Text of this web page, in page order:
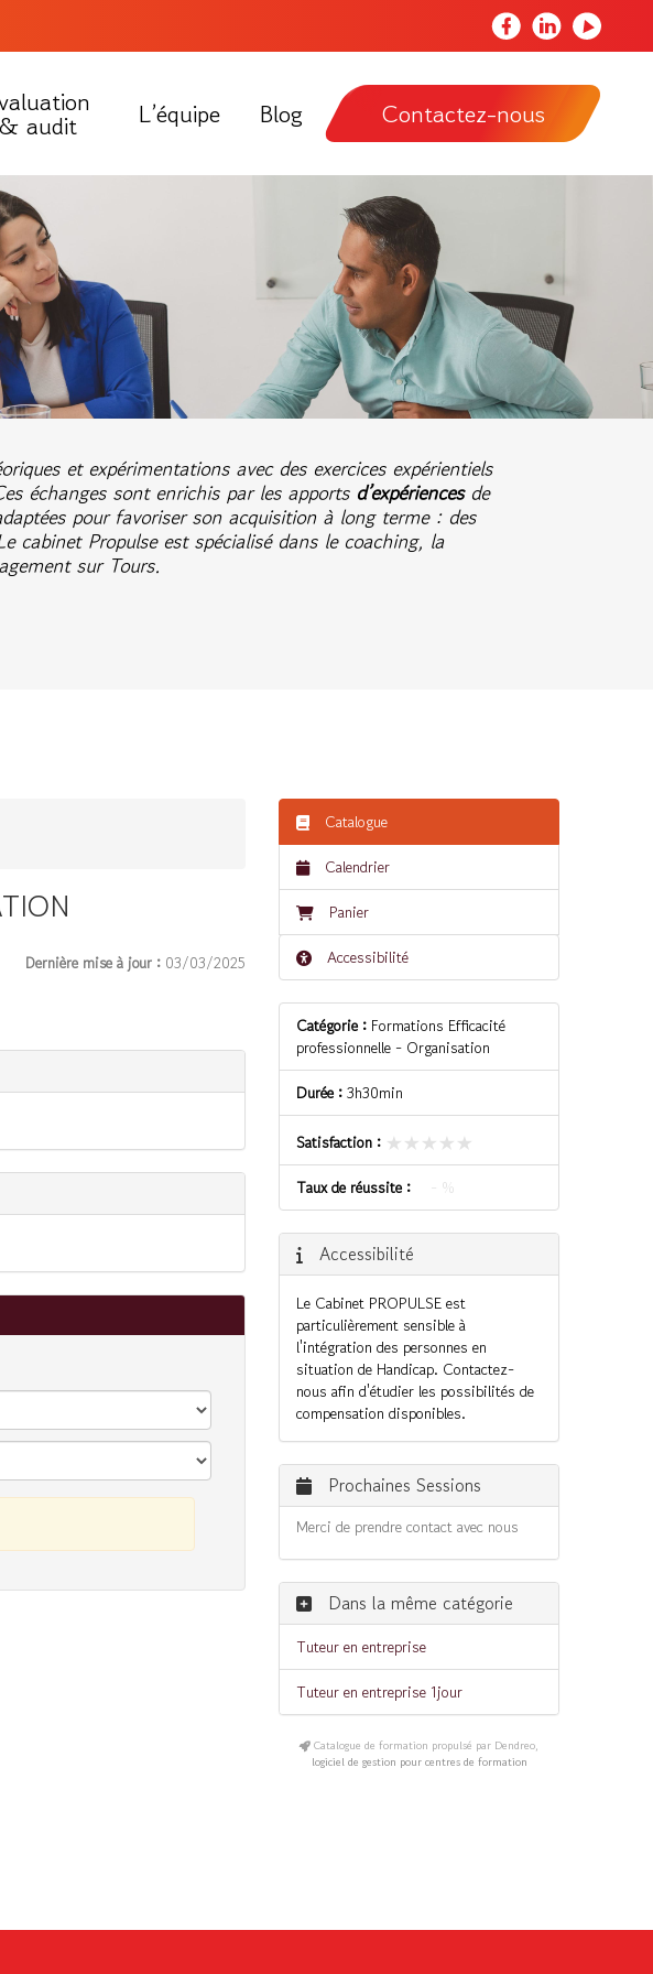
Notre
Facebook
Notre
LinkedIn
Notre
Youtube
& audit L’équipe Blog Contactez-nous
et expérimentations avec des exercices expérientiels
échanges sont enrichis par les apports d’expériencesde
pour favoriser son acquisition à long terme : des
cabinet Propulse est spécialisé dans le coaching, la
sur Tours.
Dernière mise à jour : 03/03/2025
Catalogue
Calendrier
Panier
Accessibilité
Catégorie : Formations Efficacité
professionnelle - Organisation
Durée : 3h30min
Satisfaction : ★★★★★
★★★★★
Taux de réussite : - %
Accessibilité
Le Cabinet PROPULSE est
particulièrement sensible à
l'intégration des personnes en
situation de Handicap. Contactez-
nous afin d'étudier les possibilités de
compensation disponibles.
Prochaines Sessions
Merci de prendre contact avec nous
Dans la même catégorie
Tuteur en entreprise
Tuteur en entreprise 1jour
Catalogue de formation propulsé par Dendreo,
logiciel de gestion pour centres de formation